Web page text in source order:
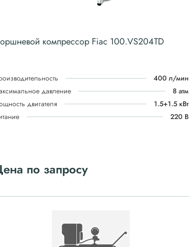
компрессор Fiac 100.VS204ТD
400 л/мин
давление
8 атм
двигателя
1.5+1.5 кВт
220 В
по запросу